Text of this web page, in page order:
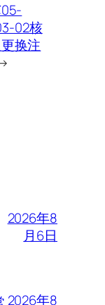
02核
换注
2026年8
月6日
2026年8